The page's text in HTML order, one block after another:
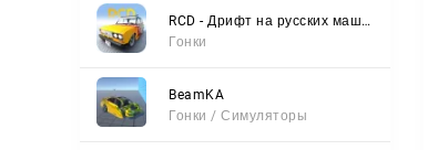
RCD - Дрифт на русских машинах
Гонки
BeamKA
Гонки / Симуляторы